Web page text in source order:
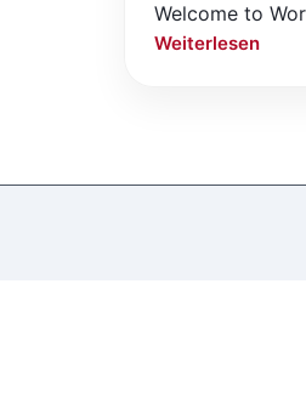
Welcome to
Weiterlesen